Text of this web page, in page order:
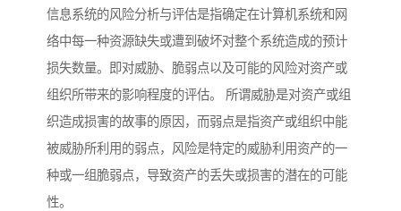
信息系统的风险分析与评估是指确定在计算机系统和网
络中每一种资源缺失或遭到破坏对整个系统造成的预计
损失数量。即对威胁、脆弱点以及可能的风险对资产或
组织所带来的影响程度的评估。 所谓威胁是对资产或组
织造成损害的故事的原因，而弱点是指资产或组织中能
被威胁所利用的弱点，风险是特定的威胁利用资产的一
种或一组脆弱点，导致资产的丢失或损害的潜在的可能
性。